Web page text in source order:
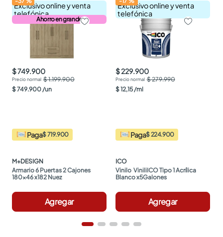
Exclusivo online y venta
telefónica
Ahorro en grande
$ 749.900
$ 1.199.900
$749.900 /un
Paga$ 719.900
M+DESIGN
Armario 6 Puertas 2 Cajones
180x46 x182 Nuez
Agregar
Exclusivo online y venta
telefónica
$ 229.900
$ 279.990
$12,15 /ml
Paga$ 224.900
ICO
Vinilo  ViniliICO Tipo 1 Acrílica
Blanco x5Galones
Agregar